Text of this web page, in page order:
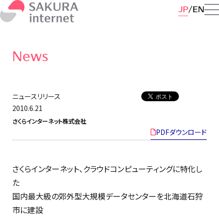
JP EN
News
ニュースリリース
2010.6.21
さくらインターネット株式会社
PDFダウンロード
さくらインターネット、クラウドコンピューティングに特化し
た
国内最大級の郊外型大規模データセンターを北海道石狩
市に建設